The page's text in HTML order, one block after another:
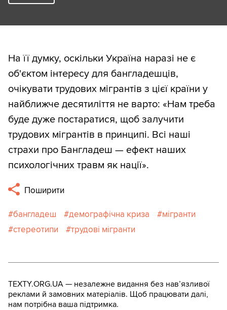
На її думку, оскільки Україна наразі не є
об'єктом інтересу для бангладешців,
очікувати трудових мігрантів з цієї країни у
найближче десятиліття не варто: «Нам треба
буде дуже постаратися, щоб залучити
трудових мігрантів в принципі. Всі наші
страхи про Бангладеш — ефект наших
психологічних травм як нації».
Поширити
бангладеш демографічна криза
мігранти
стереотипи
трудові мігранти
TEXTY.ORG.UA — незалежне видання без навʼязливої
реклами й замовних матеріалів. Щоб працювати далі,
нам потрібна ваша підтримка.